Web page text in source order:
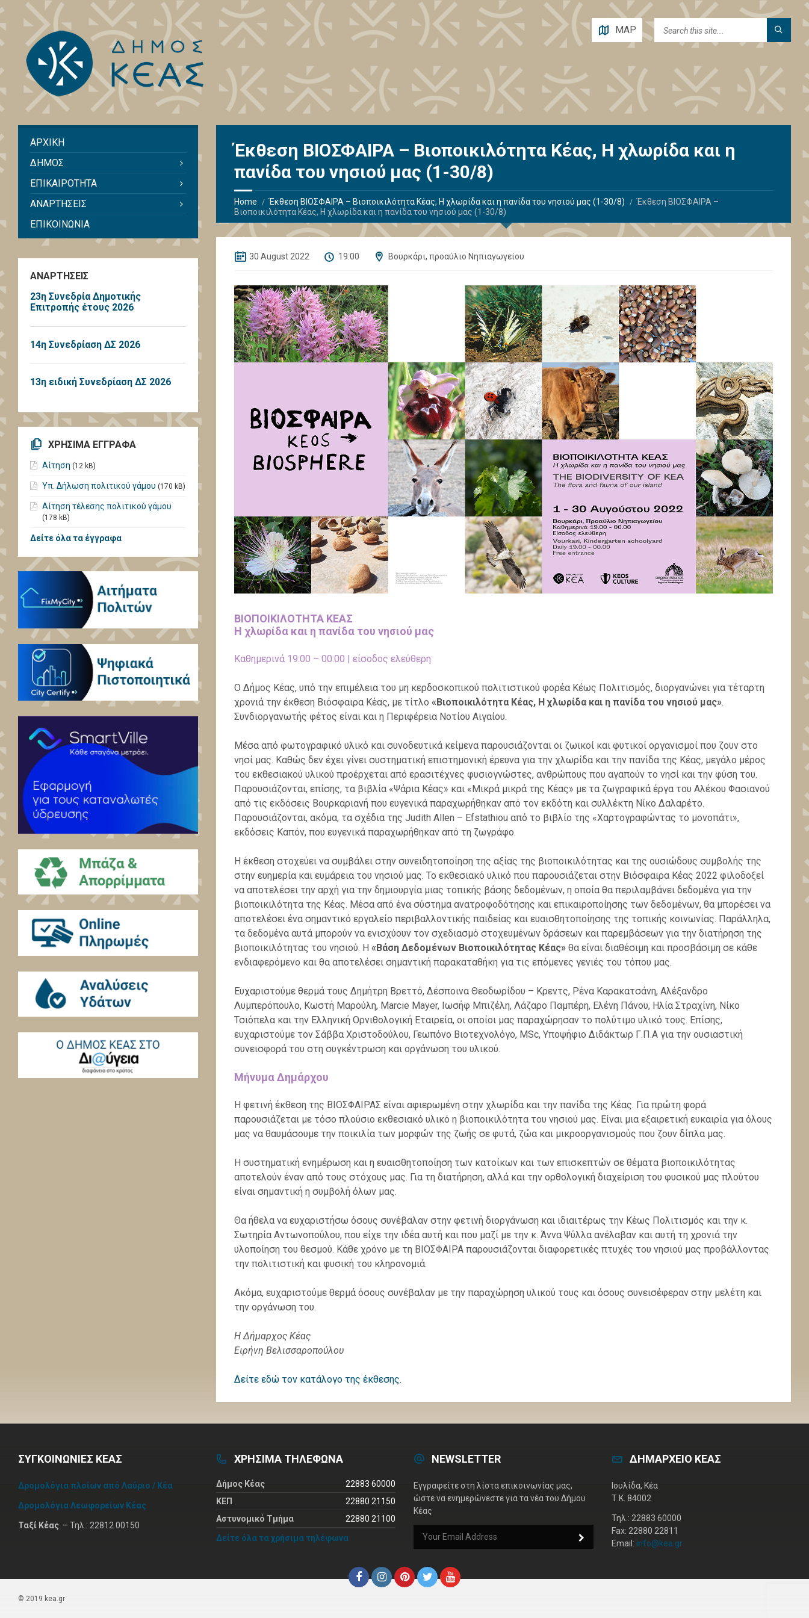
MAP
Έκθεση ΒΙΟΣΦΑΙΡΑ – Βιοποικιλότητα Κέας, Η χλωρίδα και η
πανίδα του νησιού μας (1-30/8)
Home Έκθεση ΒΙΟΣΦΑΙΡΑ – Βιοποικιλότητα Κέας, Η χλωρίδα και η πανίδα του νησιού μας (1-30/8)
Έκθεση ΒΙΟΣΦΑΙΡΑ –
Βιοποικιλότητα Κέας, Η χλωρίδα και η πανίδα του νησιού μας (1-30/8)
30 August 2022 19:00 Βουρκάρι, προαύλιο Νηπιαγωγείου
ΒΙΟΠΟΙΚΙΛΟΤΗΤΑ ΚΕΑΣ
Η χλωρίδα και η πανίδα του νησιού μας
Καθημερινά 19:00 – 00:00 | είσοδος ελεύθερη
Ο Δήμος Κέας, υπό την επιμέλεια του μη κερδοσκοπικού πολιτιστικού φορέα Κέως Πολιτισμός, διοργανώνει για τέταρτη
χρονιά την έκθεση Βιόσφαιρα Κέας, με τίτλο «Βιοποικιλότητα Κέας, Η χλωρίδα και η πανίδα του νησιού μας».
Συνδιοργανωτής φέτος είναι και η Περιφέρεια Νοτίου Αιγαίου.
Μέσα από φωτογραφικό υλικό και συνοδευτικά κείμενα παρουσιάζονται οι ζωικοί και φυτικοί οργανισμοί που ζουν στο
νησί μας. Καθώς δεν έχει γίνει συστηματική επιστημονική έρευνα για την χλωρίδα και την πανίδα της Κέας, μεγάλο μέρος
του εκθεσιακού υλικού προέρχεται από ερασιτέχνες φυσιογνώστες, ανθρώπους που αγαπούν το νησί και την φύση του.
Παρουσιάζονται, επίσης, τα βιβλία «Ψάρια Κέας» και «Μικρά μικρά της Κέας» με τα ζωγραφικά έργα του Αλέκου Φασιανού
από τις εκδόσεις Βουρκαριανή που ευγενικά παραχωρήθηκαν από τον εκδότη και συλλέκτη Νίκο Δαλαρέτο.
Παρουσιάζονται, ακόμα, τα σχέδια της Judith Allen – Efstathiou από το βιβλίο της «Χαρτογραφώντας το μονοπάτι»,
εκδόσεις Καπόν, που ευγενικά παραχωρήθηκαν από τη ζωγράφο.
Η έκθεση στοχεύει να συμβάλει στην συνειδητοποίηση της αξίας της βιοποικιλότητας και της ουσιώδους συμβολής της
στην ευημερία και ευμάρεια του νησιού μας. Το εκθεσιακό υλικό που παρουσιάζεται στην Βιόσφαιρα Κέας 2022 φιλοδοξεί
να αποτελέσει την αρχή για την δημιουργία μιας τοπικής βάσης δεδομένων, η οποία θα περιλαμβάνει δεδομένα για την
βιοποικιλότητα της Κέας. Μέσα από ένα σύστημα ανατροφοδότησης και επικαιροποίησης των δεδομένων, θα μπορέσει να
αποτελέσει ένα σημαντικό εργαλείο περιβαλλοντικής παιδείας και ευαισθητοποίησης της τοπικής κοινωνίας. Παράλληλα,
τα δεδομένα αυτά μπορούν να ενισχύουν τον σχεδιασμό στοχευμένων δράσεων και παρεμβάσεων για την διατήρηση της
βιοποικιλότητας του νησιού. Η «Βάση Δεδομένων Βιοποικιλότητας Κέας»θα είναι διαθέσιμη και προσβάσιμη σε κάθε
ενδιαφερόμενο και θα αποτελέσει σημαντική παρακαταθήκη για τις επόμενες γενιές του τόπου μας.
Ευχαριστούμε θερμά τους Δημήτρη Βρεττό, Δέσποινα Θεοδωρίδου – Κρεντς, Ρένα Καρακατσάνη, Αλέξανδρο
Λυμπερόπουλο, Κωστή Μαρούλη, Marcie Mayer, Ιωσήφ Μπιζέλη, Λάζαρο Παμπέρη, Ελένη Πάνου, Ηλία Στραχίνη, Νίκο
Τσιόπελα και την Ελληνική Ορνιθολογική Εταιρεία, οι οποίοι μας παραχώρησαν το πολύτιμο υλικό τους. Επίσης,
ευχαριστούμε τον Σάββα Χριστοδούλου, Γεωπόνο Βιοτεχνολόγο, MSc, Υποψήφιο Διδάκτωρ Γ.Π.Α για την ουσιαστική
συνεισφορά του στη συγκέντρωση και οργάνωση του υλικού.
Μήνυμα Δημάρχου
Η φετινή έκθεση της ΒΙΟΣΦΑΙΡΑΣ είναι αφιερωμένη στην χλωρίδα και την πανίδα της Κέας. Για πρώτη φορά
παρουσιάζεται με τόσο πλούσιο εκθεσιακό υλικό η βιοποικιλότητα του νησιού μας. Είναι μια εξαιρετική ευκαιρία για όλους
μας να θαυμάσουμε την ποικιλία των μορφών της ζωής σε φυτά, ζώα και μικροοργανισμούς που ζουν δίπλα μας.
Η συστηματική ενημέρωση και η ευαισθητοποίηση των κατοίκων και των επισκεπτών σε θέματα βιοποικιλότητας
αποτελούν έναν από τους στόχους μας. Για τη διατήρηση, αλλά και την ορθολογική διαχείριση του φυσικού μας πλούτου
είναι σημαντική η συμβολή όλων μας.
Θα ήθελα να ευχαριστήσω όσους συνέβαλαν στην φετινή διοργάνωση και ιδιαιτέρως την Κέως Πολιτισμός και την κ.
Σωτηρία Αντωνοπούλου, που είχε την ιδέα αυτή και που μαζί με την κ. Άννα Ψύλλα ανέλαβαν και αυτή τη χρονιά την
υλοποίηση του θεσμού. Κάθε χρόνο με τη ΒΙΟΣΦΑΙΡΑ παρουσιάζονται διαφορετικές πτυχές του νησιού μας προβάλλοντας
την πολιτιστική και φυσική του κληρονομιά.
Ακόμα, ευχαριστούμε θερμά όσους συνέβαλαν με την παραχώρηση υλικού τους και όσους συνεισέφεραν στην μελέτη και
την οργάνωση του.
Η Δήμαρχος Κέας
Ειρήνη Βελισσαροπούλου
Δείτε εδώ τον κατάλογο της έκθεσης.
ΑΡΧΙΚΗ
ΔΗΜΟΣ
ΕΠΙΚΑΙΡΟΤΗΤΑ
ΑΝΑΡΤΗΣΕΙΣ
ΕΠΙΚΟΙΝΩΝΙΑ
ΑΝΑΡΤΗΣΕΙΣ
23η Συνεδρία Δημοτικής
Επιτροπής έτους 2026
14η Συνεδρίαση ΔΣ 2026
13η ειδική Συνεδρίαση ΔΣ 2026
ΧΡΗΣΙΜΑ ΕΓΓΡΑΦΑ
Αίτηση (12 kB)
Υπ. Δήλωση πολιτικού γάμου (170 kB)
Αίτηση τέλεσης πολιτικού γάμου
(178 kB)
Δείτε όλα τα έγγραφα
ΣΥΓΚΟΙΝΩΝΙΕΣ ΚΕΑΣ
Δρομολόγια πλοίων από Λαύριο / Κέα
Δρομολόγια Λεωφορείων Κέας
Ταξί Κέας – Τηλ.: 22812 00150
ΧΡΗΣΙΜΑ ΤΗΛΕΦΩΝΑ
Δήμος Κέας
22883 60000
ΚΕΠ
22880 21150
Αστυνομικό Τμήμα
22880 21100
Δείτε όλα τα χρήσιμα τηλέφωνα
NEWSLETTER
Εγγραφείτε στη λίστα επικοινωνίας μας,
ώστε να ενημερώνεστε για τα νέα του Δήμου
Κέας
ΔΗΜΑΡΧΕΙΟ ΚΕΑΣ
Ιουλίδα, Κέα
Τ.Κ. 84002
Τηλ.: 22883 60000
Fax: 22880 22811
Email: info@kea.gr
© 2019 kea.gr